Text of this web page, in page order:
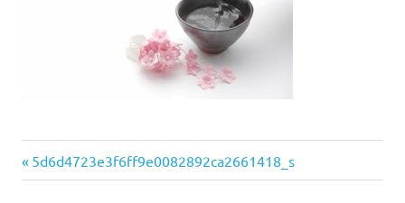
投
前
の
5d6d4723e3f6ff9e0082892ca2661418_s